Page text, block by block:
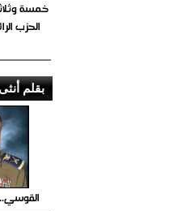
خمسة
الحزب
بقلم
القوسي..